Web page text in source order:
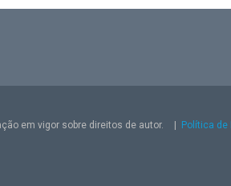
em vigor sobre direitos de autor.
Política de